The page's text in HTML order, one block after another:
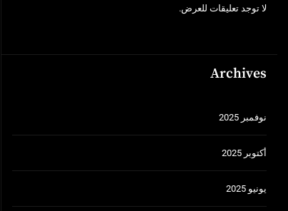
لا توجد تعليقات للعرض.
Archives
نوفمبر 2025
أكتوبر 2025
يونيو 2025